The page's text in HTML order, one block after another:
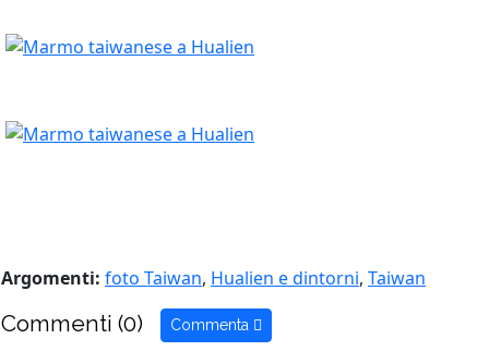
Argomenti: foto Taiwan, Hualien e dintorni, Taiwan
Commenti (0) Commenta